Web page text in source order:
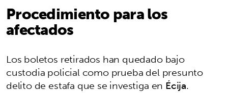
Procedimiento para los
afectados
Los boletos retirados han quedado bajo
custodia policial como prueba del presunto
delito de estafa que se investiga en Écija.